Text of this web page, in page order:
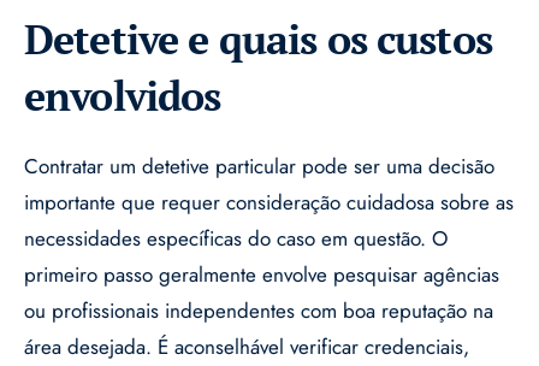
Detetive e quais os custos
envolvidos
Contratar um detetive particular pode ser uma decisão
importante que requer consideração cuidadosa sobre as
necessidades específicas do caso em questão. O
primeiro passo geralmente envolve pesquisar agências
ou profissionais independentes com boa reputação na
área desejada. É aconselhável verificar credenciais,